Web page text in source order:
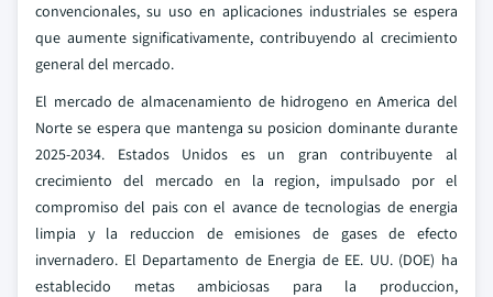
convencionales, su uso en aplicaciones industriales se espera
que aumente significativamente, contribuyendo al crecimiento
general del mercado.
El mercado de almacenamiento de hidrogeno en America del
Norte se espera que mantenga su posicion dominante durante
2025-2034. Estados Unidos es un gran contribuyente al
crecimiento del mercado en la region, impulsado por el
compromiso del pais con el avance de tecnologias de energia
limpia y la reduccion de emisiones de gases de efecto
invernadero. El Departamento de Energia de EE. UU. (DOE) ha
establecido metas ambiciosas para la produccion,